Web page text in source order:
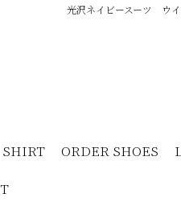
光沢ネイビースーツ ウ
SHIRT ORDER SHOES